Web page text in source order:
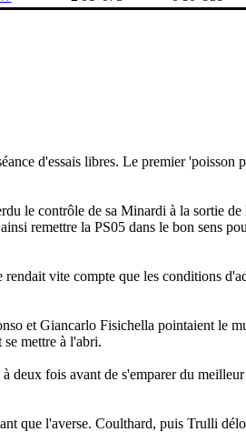
d'essais libres. Le premier 'poisson
le contrôle de sa Minardi à la sortie
remettre la PS05 dans le bon sens
vite compte que les conditions
et Giancarlo Fisichella pointaient le
mettre à l'abri.
deux fois avant de s'emparer du
que l'averse. Coulthard, puis Trulli